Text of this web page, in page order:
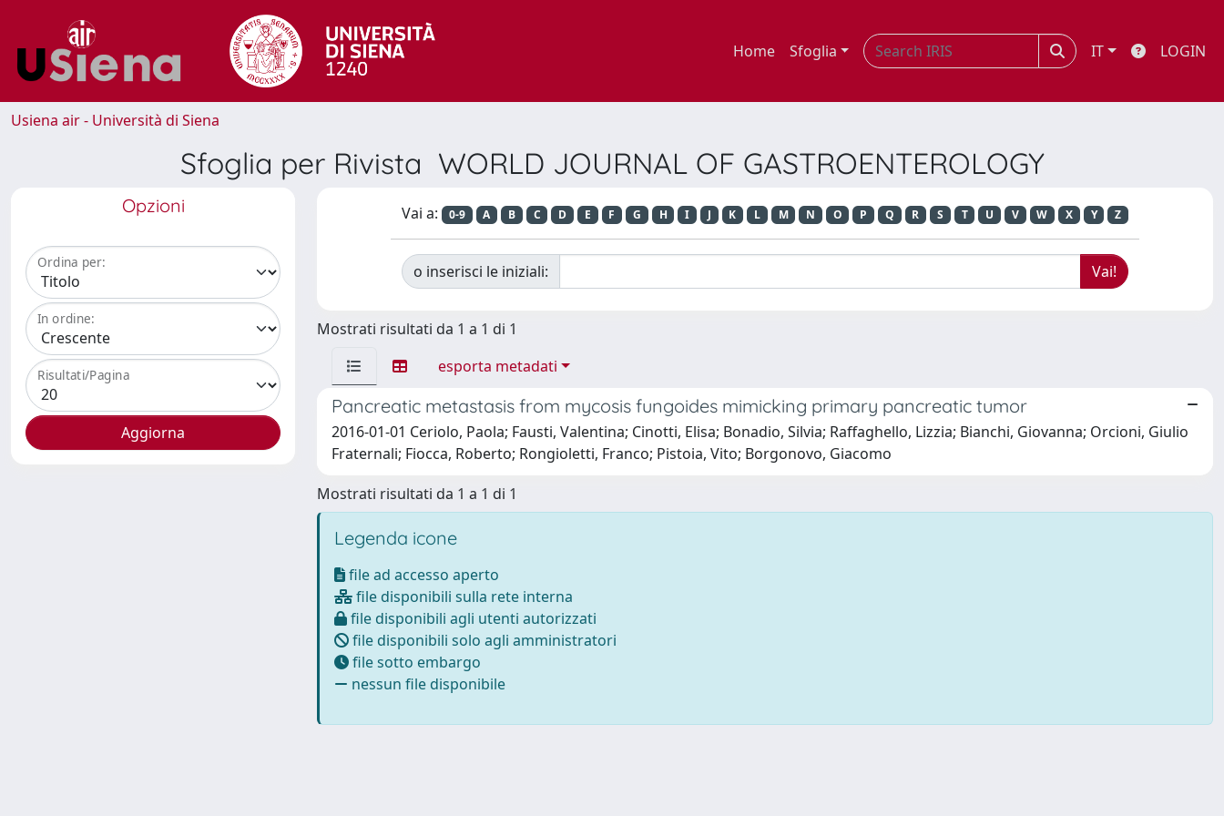
Home Sfoglia IT LOGIN
Usiena air - Università di Siena
Sfoglia per Rivista WORLD JOURNAL OF GASTROENTEROLOGY
Opzioni
Ordina per:
In ordine:
Risultati/Pagina
Vai a: 0-9 A B C D E F G H I J K L M N O P Q R S T U V W X Y Z
o inserisci le iniziali:
Mostrati risultati da 1 a 1 di 1
esporta metadati
Pancreatic metastasis from mycosis fungoides mimicking primary pancreatic tumor
2016-01-01 Ceriolo, Paola; Fausti, Valentina; Cinotti, Elisa; Bonadio, Silvia; Raffaghello, Lizzia; Bianchi, Giovanna; Orcioni, Giulio
Fraternali; Fiocca, Roberto; Rongioletti, Franco; Pistoia, Vito; Borgonovo, Giacomo
Mostrati risultati da 1 a 1 di 1
Legenda icone
file ad accesso aperto
file disponibili sulla rete interna
file disponibili agli utenti autorizzati
file disponibili solo agli amministratori
file sotto embargo
nessun file disponibile